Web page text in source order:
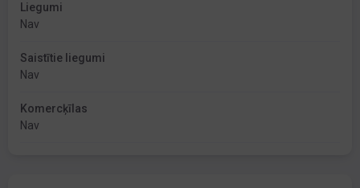
Liegumi
Nav
Saistītie liegumi
Nav
Komercķīlas
Nav